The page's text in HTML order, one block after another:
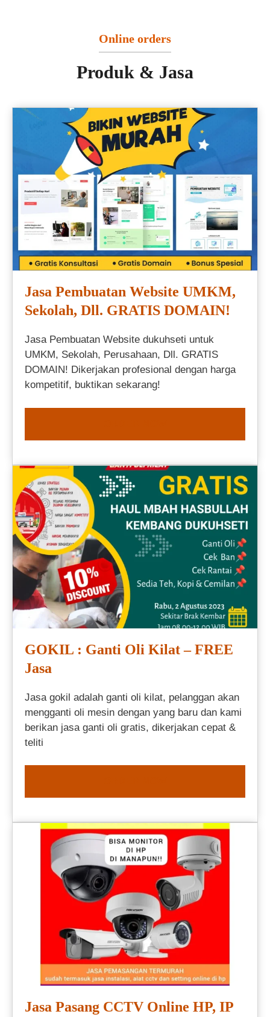
Online orders
Produk & Jasa
Jasa Pembuatan Website UMKM,
Sekolah, Dll. GRATIS DOMAIN!
Jasa Pembuatan Website dukuhseti untuk
UMKM, Sekolah, Perusahaan, Dll. GRATIS
DOMAIN! Dikerjakan profesional dengan harga
kompetitif, buktikan sekarang!
GOKIL : Ganti Oli Kilat – FREE
Jasa
Jasa gokil adalah ganti oli kilat, pelanggan akan
mengganti oli mesin dengan yang baru dan kami
berikan jasa ganti oli gratis, dikerjakan cepat &
teliti
Jasa Pasang CCTV Online HP, IP